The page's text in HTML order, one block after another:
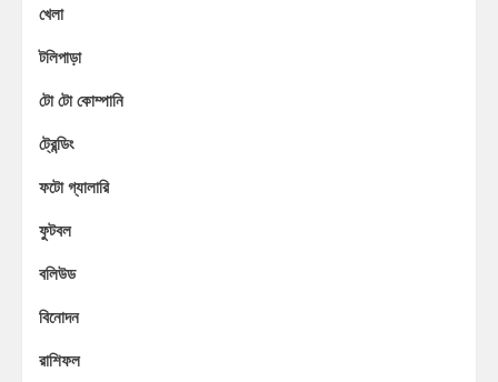
খেলা
টলিপাড়া
টো টো কোম্পানি
ট্রেন্ডিং
ফটো গ্যালারি
ফুটবল
বলিউড
বিনোদন
রাশিফল